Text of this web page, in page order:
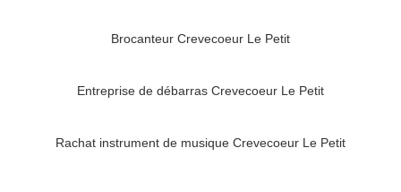
Brocanteur Crevecoeur Le Petit
Entreprise de débarras Crevecoeur Le Petit
Rachat instrument de musique Crevecoeur Le Petit